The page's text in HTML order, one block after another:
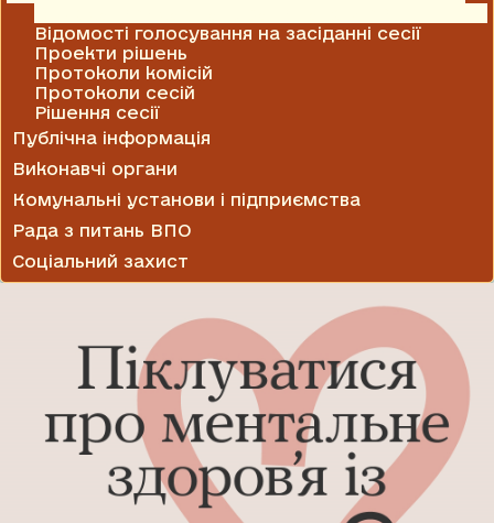
Відомості голосування на засіданні сесії
Проекти рішень
Протоколи комісій
Протоколи сесій
Рішення сесії
Публічна інформація
Виконавчі органи
Комунальні установи і підприємства
Рада з питань ВПО
Соціальний захист